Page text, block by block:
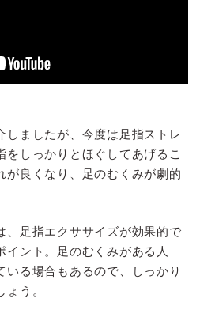
しましたが、今度は足指ストレ
をしっかりとほぐしてあげるこ
が良くなり、足のむくみが劇的
、足指エクササイズが効果的で
イント。足のむくみがある人
いる場合もあるので、しっかり
う。